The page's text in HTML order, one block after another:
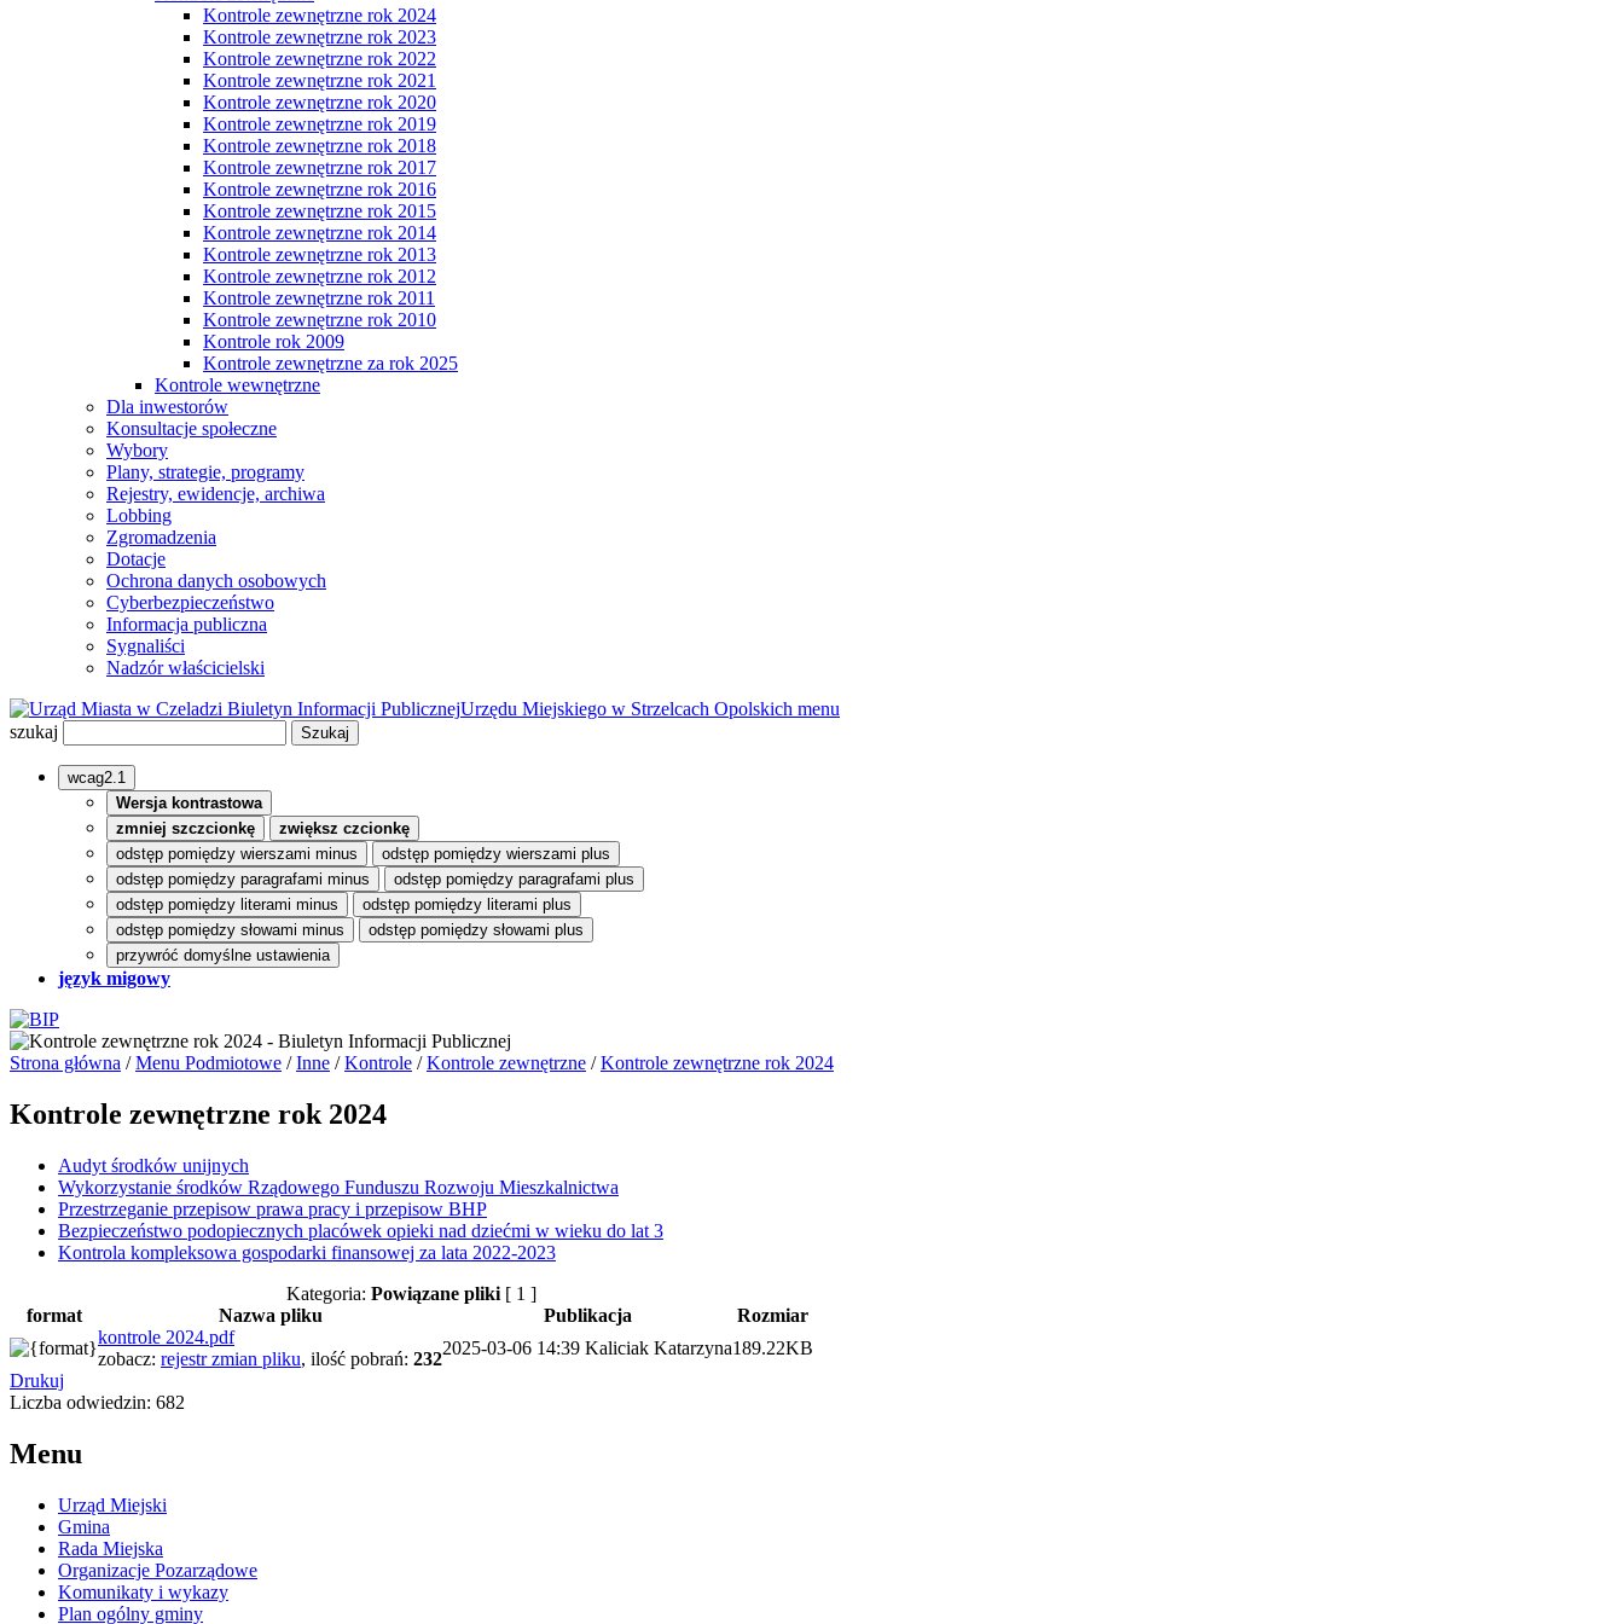
Kontrole zewnętrzne rok 2024
Kontrole zewnętrzne rok 2023
Kontrole zewnętrzne rok 2022
Kontrole zewnętrzne rok 2021
Kontrole zewnętrzne rok 2020
Kontrole zewnętrzne rok 2019
Kontrole zewnętrzne rok 2018
Kontrole zewnętrzne rok 2017
Kontrole zewnętrzne rok 2016
Kontrole zewnętrzne rok 2015
Kontrole zewnętrzne rok 2014
Kontrole zewnętrzne rok 2013
Kontrole zewnętrzne rok 2012
Kontrole zewnętrzne rok 2011
Kontrole zewnętrzne rok 2010
Kontrole rok 2009
Kontrole zewnętrzne za rok 2025
Kontrole wewnętrzne
Dla inwestorów
Konsultacje społeczne
Wybory
Plany, strategie, programy
Rejestry, ewidencje, archiwa
Lobbing
Zgromadzenia
Dotacje
Ochrona danych osobowych
Cyberbezpieczeństwo
Informacja publiczna
Sygnaliści
Nadzór właścicielski
Biuletyn Informacji PublicznejUrzędu Miejskiego w Strzelcach Opolskich menu
szukaj
wcag2.1
Wersja kontrastowa
zmniej szczcionkę
zwiększ czcionkę
odstęp pomiędzy wierszami minus
odstęp pomiędzy wierszami plus
odstęp pomiędzy paragrafami minus
odstęp pomiędzy paragrafami plus
odstęp pomiędzy literami minus
odstęp pomiędzy literami plus
odstęp pomiędzy słowami minus
odstęp pomiędzy słowami plus
przywróć domyślne ustawienia
język migowy
Strona główna /Menu Podmiotowe /Inne /Kontrole /Kontrole zewnętrzne /Kontrole zewnętrzne rok 2024
Kontrole zewnętrzne rok 2024
Audyt środków unijnych
Wykorzystanie środków Rządowego Funduszu Rozwoju Mieszkalnictwa
Przestrzeganie przepisow prawa pracy i przepisow BHP
Bezpieczeństwo podopiecznych placówek opieki nad dziećmi w wieku do lat 3
Kontrola kompleksowa gospodarki finansowej za lata 2022-2023
Kategoria: Powiązane pliki [ 1 ]
format
Nazwa pliku Publikacja
Rozmiar
kontrole 2024.pdf
zobacz: rejestr zmian pliku, ilość pobrań: 232
2025-03-06 14:39 Kaliciak Katarzyna189.22KB
Drukuj
Liczba odwiedzin: 682
Menu
Urząd Miejski
Gmina
Rada Miejska
Organizacje Pozarządowe
Komunikaty i wykazy
Plan ogólny gminy